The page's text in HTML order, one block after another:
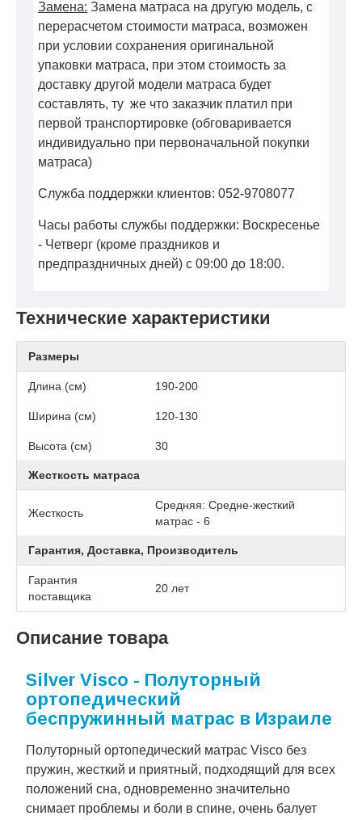
Технические характеристики
Размеры
Длина (см) 190-200
Ширина (см) 120-130
Высота (см) 30
Жесткость матраса
Жесткость
Средняя: Средне-жесткий
матрас - 6
Гарантия, Доставка, Производитель
Гарантия
поставщика
20 лет
Описание товара
Silver Visco - Полуторный
ортопедический
беспружинный матрас в Израиле
Полуторный ортопедический матрас Visco без
пружин, жесткий и приятный, подходящий для всех
положений сна, одновременно значительно
снимает проблемы и боли в спине, очень балует
Замена: Замена матраса на другую модель, с
перерасчетом стоимости матраса, возможен
при условии сохранения оригинальной
упаковки матраса, при этом стоимость за
доставку другой модели матраса будет
составлять, ту же что заказчик платил при
первой транспортировке (обговаривается
индивидуально при первоначальной покупки
матраса)
Служба поддержки клиентов: 052-9708077
Часы работы службы поддержки: Воскресенье
- Четверг (кроме праздников и
предпраздничных дней) с 09:00 до 18:00.